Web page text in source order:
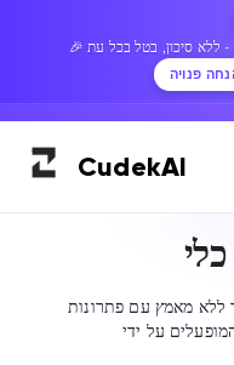
פנויה
CudekAI
ללא מאמץ עם פתרונות